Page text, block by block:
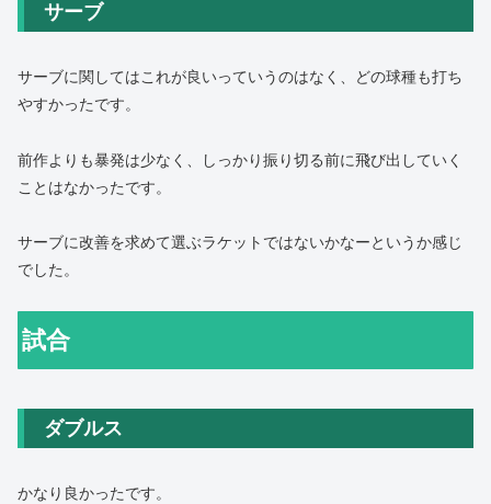
サーブ
サーブに関してはこれが良いっていうのはなく、どの球種も打ち
やすかったです。
前作よりも暴発は少なく、しっかり振り切る前に飛び出していく
ことはなかったです。
サーブに改善を求めて選ぶラケットではないかなーというか感じ
でした。
試合
ダブルス
かなり良かったです。